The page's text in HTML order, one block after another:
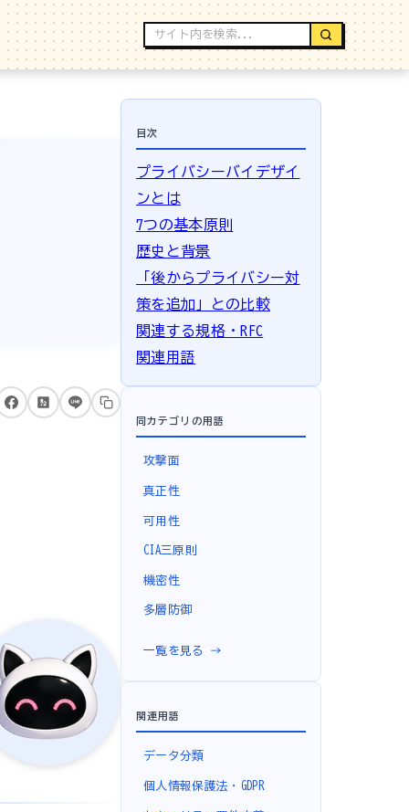
目次
プライバシーバイデザイ
ンとは
7つの基本原則
歴史と背景
「後からプライバシー対
策を追加」との比較
関連する規格・RFC
関連用語
同カテゴリの用語
攻撃面
真正性
可用性
CIA三原則
機密性
多層防御
一覧を見る →
関連用語
データ分類
個人情報保護法・GDPR